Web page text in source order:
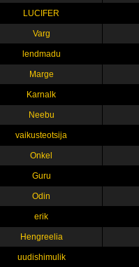
LUCIFER
Varg
lendmadu
Marge
Karnalk
Neebu
vaikusteotsija
Onkel
Guru
Odin
erik
Hengreelia
uudishimulik